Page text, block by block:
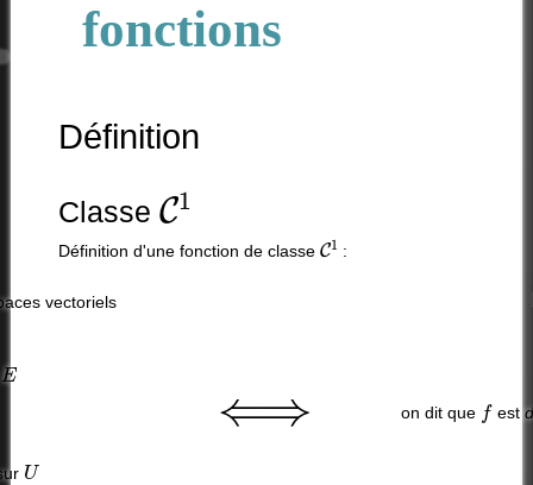
fonctions
Définition
Classe
C1
Définition d'une fonction de classe C1 :
vectoriels
E
U
on dit que f est